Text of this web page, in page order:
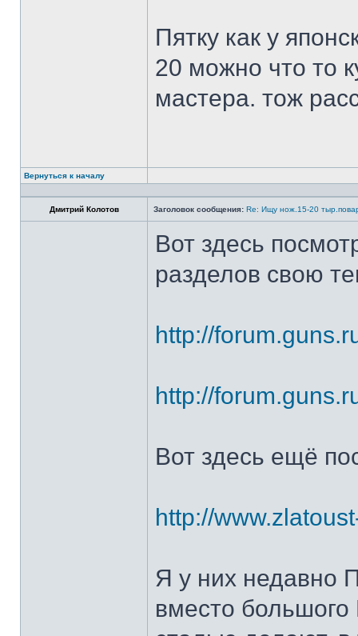
Пятку как у
20 можно что то
мастера. тож
Вернуться к началу
Дмитрий Колотов Заголовок сообщения: Re: Ищу нож.15-20
Вот здесь
разделов свою
http://
http://
Вот здесь ещё
http://
Я у них недавно
вместо